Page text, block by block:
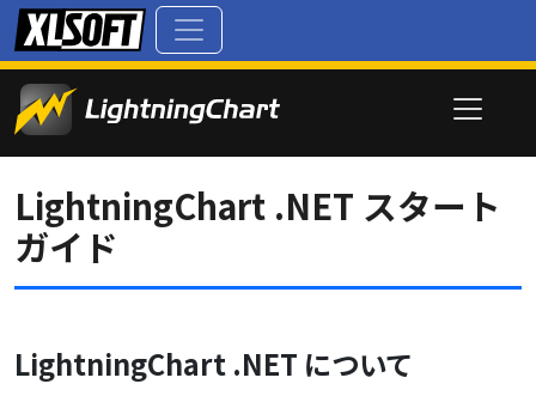
LightningChart .NET スタート
ガイド
LightningChart .NET について